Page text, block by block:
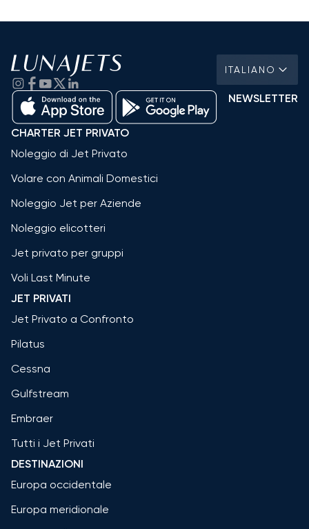
ITALIANO
NEWSLETTER
CHARTER JET PRIVATO
Noleggio di Jet Privato
Volare con Animali Domestici
Noleggio Jet per Aziende
Noleggio elicotteri
Jet privato per gruppi
Voli Last Minute
JET PRIVATI
Jet Privato a Confronto
Pilatus
Cessna
Gulfstream
Embraer
Tutti i Jet Privati
DESTINAZIONI
Europa occidentale
Europa meridionale